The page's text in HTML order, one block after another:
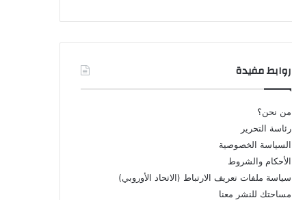
روابط مفيدة
من نحن؟
رئاسة التحرير
السياسة الخصوصية
الأحكام والشروط
سياسة ملفات تعريف الارتباط (الاتحاد الأوروبي)
مساحتك للنشر معنا